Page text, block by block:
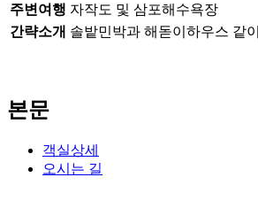
주변여행 자작도 및 삼포해수욕장
간략소개 솔밭민박과 해돋이하우스 같
본문
객실상세
오시는 길